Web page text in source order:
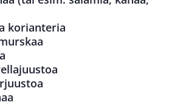
korianteria